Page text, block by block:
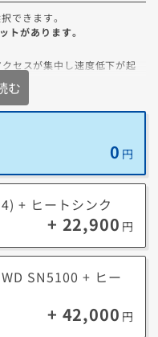
できます。
トがあります。
セスが集中し速度低下が起
けることで高速転送を維持
に写真や動画データなどを
ステムを再インストールし
で、1つのストレージにかか
む
0 円
+ ヒートシンク
+ 22,900 円
SN5100 + ヒー
+ 42,000 円